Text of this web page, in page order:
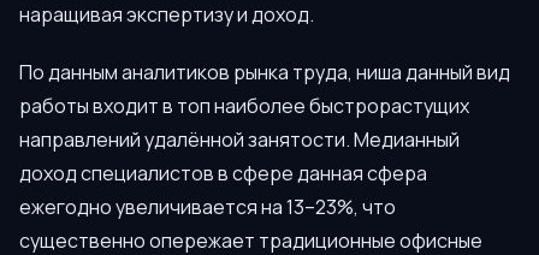
наращивая экспертизу и доход.
По данным аналитиков рынка труда, ниша данный вид
работы входит в топ наиболее быстрорастущих
направлений удалённой занятости. Медианный
доход специалистов в сфере данная сфера
ежегодно увеличивается на 13–23%, что
существенно опережает традиционные офисные